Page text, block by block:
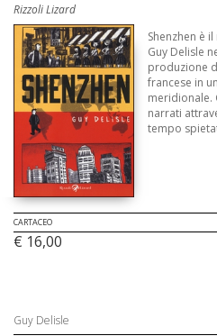
Rizzoli Lizard
Shenzhen è
Guy Delisle
produzione
francese in
meridionale.
narrati
tempo
CARTACEO
€ 16,00
Guy Delisle